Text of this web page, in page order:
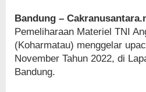
Bandung –
Pemeliharaan Materiel TNI
(Koharmatau) menggelar
November Tahun 2022, di
Bandung.